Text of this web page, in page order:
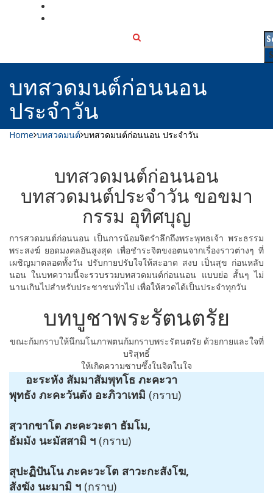
บทสวดมนต์ก่อนนอน
ประจำวัน
Home บทสวดมนต์ บทสวดมนต์ก่อนนอน ประจำวัน
บทสวดมนต์ก่อนนอน
บทสวดมนต์ประจำวัน ขอขมา
กรรม อุทิศบุญ
การสวดมนต์ก่อนนอน เป็นการน้อมจิตรำลึกถึงพระพุทธเจ้า พระธรรม
พระสงฆ์ ยอดมงคลอันสูงสุด เพื่อชำระจิตขงอตนจากเรื่องราวต่างๆ ที่
เผชิญมาตลอดทั้งวัน ปรับกายปรับใจให้สะอาด สงบ เป็นสุข ก่อนหลับ
นอน ในบทความนี้จะรวบรวมบทสวดมนต์ก่อนนอน แบบย่อ สั้นๆ ไม่
นานเกินไปสำหรับประชาชนทั่วไป เพื่อให้สวดได้เป็นประจำทุกวัน
บทบูชาพระรัตนตรัย
ขณะก้มกราบให้นึกมโนภาพตนก้มกราบพระรัตนตรัย ด้วยกายและใจที่
บริสุทธิ์
ให้เกิดความซาบซึ้งในจิตในใจ
อะระหัง สัมมาสัมพุทโธ ภะคะวา
พุทธัง ภะคะวันตัง อะภิวาเทมิ (กราบ)
สฺวากขาโต ภะคะวะตา ธัมโม,
ธัมมัง นะมัสสามิ ฯ (กราบ)
สุปะฏิปันโน ภะคะวะโต สาวะกะสังโฆ,
สังฆัง นะมามิ ฯ (กราบ)